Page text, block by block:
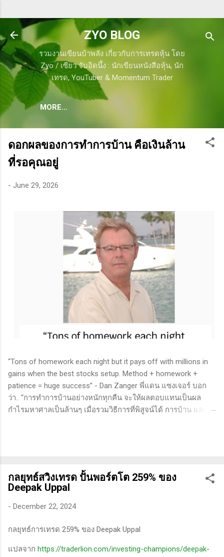
ZYO BLOG
รวมงานเขียนบ้าพลัง เกี่ยวกับการเทรดหุ้น โดย
Zyo / เซียว จับอิดนึ้ง : นักเขียนหนังสือหุ้น, นัก
เทรด, YouTuber & Momentum Trader
MORE…
ดอกผลของการทำการบ้าน คือเงินล้าน
ที่รอคุณอยู่
- June 29, 2026
“Tons of homework each night but it pays off with millions in
gains when the best stocks setup. Method + homework +
patience = huge success” - Dan Zanger พี่แดน แซงเจอร์ บอก
ว่า.. “การทำการบ้านอย่างหนักทุกคืน จะให้ผลตอบแทนเป็นผล
กำไรมหาศาลเป็นล้านๆ เมื่อรวมวิธีการที่พิสูจน์ได้ การบ้าน และ
ในอนาคต การลงรายละเอียดในการวิเคราะห์นี้จะช่วยให้คุณ
สามารถเข้าใจตลาดและรู้จักจังหวะที่เหมาะสมในการเข้าเทรด . -
วิธีการที่พิสูจน์แล้วว่าทำเงินได้จริงและทำซ้ำได้ตลอด (Method):
การมีระบบหรือกลยุทธ์ที่ชัดเจนในการเทรดเป็นสิ่งสำคัญ เพราะจะ
ใช้ได้เมื่อตลาดมีการเปลี่ยนแปลง . - ความอดทน (Patience): การ
อดทนช่วยให้คุณสามารถทนต่อความผันผวนของตลาดและรอคอย
กลยุทธ์สวิงเทรด ปั้นพอร์ตโต 259% ของ
Deepak Uppal
- December 22, 2024
กลยุทธ์การเทรด 259% ของ Deepak Uppal
แปลจาก https://traderlion.com/investing-champions/deepak-